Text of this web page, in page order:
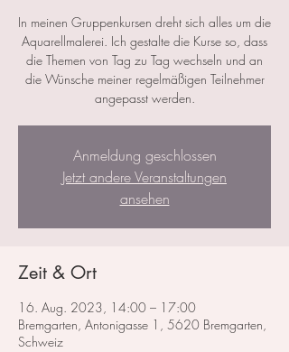
In meinen Gruppenkursen dreht sich alles um die
Aquarellmalerei. Ich gestalte die Kurse so, dass
die Themen von Tag zu Tag wechseln und an
die Wünsche meiner regelmäßigen Teilnehmer
angepasst werden.
Anmeldung geschlossen
Jetzt andere Veranstaltungen
ansehen
Zeit & Ort
16. Aug. 2023, 14:00 – 17:00
Bremgarten, Antonigasse 1, 5620 Bremgarten,
Schweiz